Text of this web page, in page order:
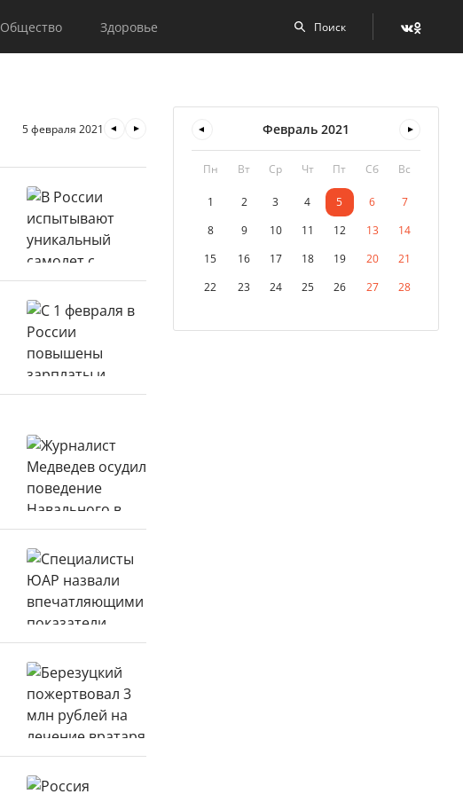
Общество Здоровье
5 февраля 2021 Февраль 2021
Пн Вт Ср Чт Пт Сб Вс
1 2 3 4 5 6
7
8
9 10 11 12 13
14
15
16 17 18 19 20
21
22
23 24 25 26 27 28